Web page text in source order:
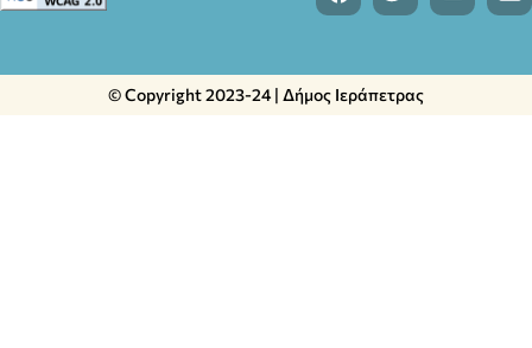
© Copyright 2023-24 | Δήμος Ιεράπετρας